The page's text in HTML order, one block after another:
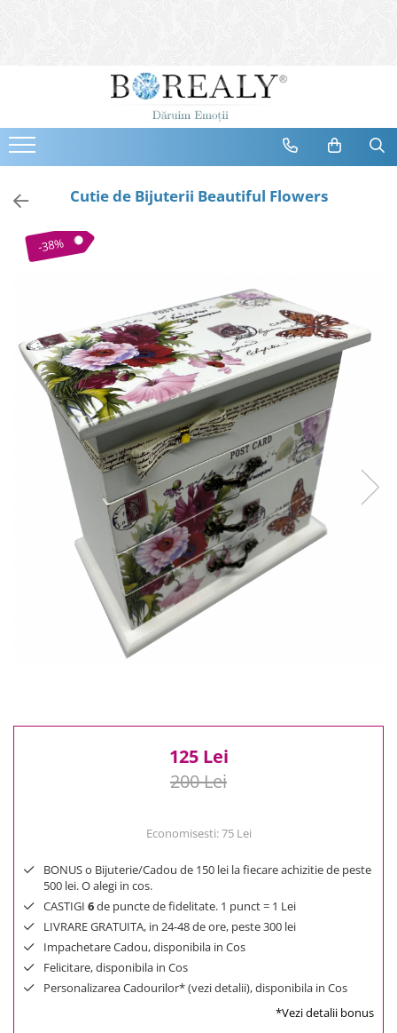
Bijuterii
Cercei
Bratari
Coliere
Brose
Tiare
Bijuterii Copii
Bijuterii Mirese
Selectii
Reduceri
Cele mai noi
Cele mai vandute
Cele mai votate
0 Lei - 100 Lei
100 Lei - 200 Lei
200 Lei - 300 Lei
300 Lei - 500 Lei
500 Lei - 1000 Lei
Cutie de Bijuterii Beautiful Flowers
-38%
125 Lei
200 Lei
Economisesti:75 Lei
BONUS o Bijuterie/Cadou de 150 lei la fiecare achizitie de peste
500 lei. O alegi in cos.
CASTIGI 6de puncte de fidelitate. 1 punct = 1 Lei
LIVRARE GRATUITA, in 24-48 de ore, peste 300 lei
Impachetare Cadou, disponibila in Cos
Felicitare, disponibila in Cos
Personalizarea Cadourilor* (vezi detalii), disponibila in Cos
*Vezi detalii bonus